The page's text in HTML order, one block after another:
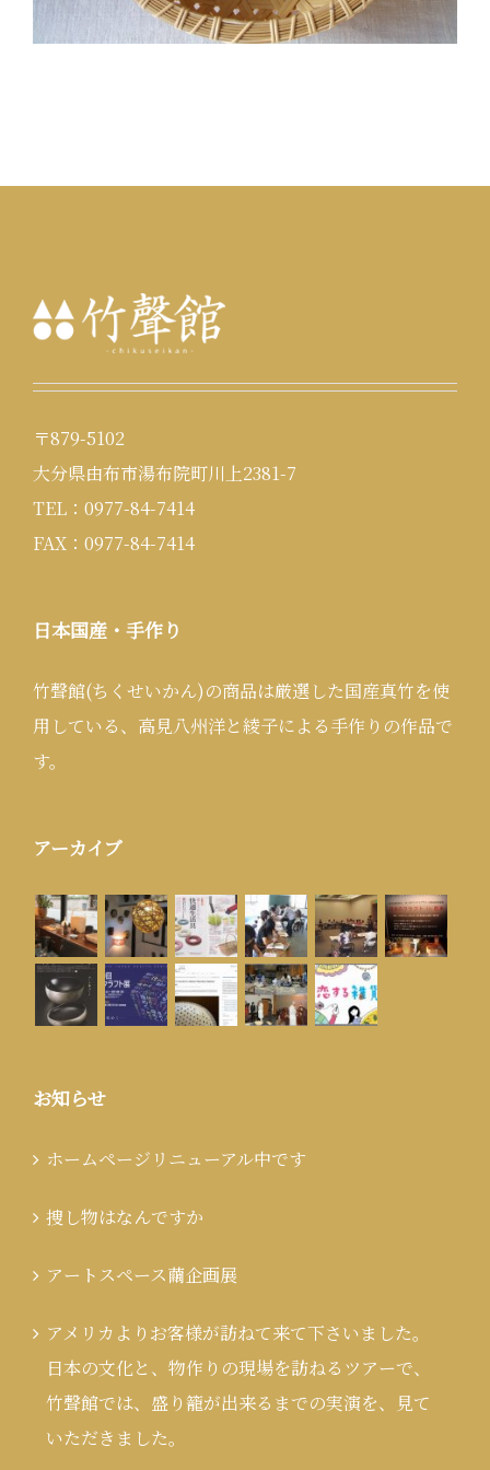
〒879-5102
大分県由布市湯布院町川上2381-7
TEL：0977-84-7414
FAX：0977-84-7414
日本国産・手作り
竹聲館(ちくせいかん)の商品は厳選した国産真竹を使
用している、高見八州洋と綾子による手作りの作品で
す。
アーカイブ
お知らせ
ホームページリニューアル中です
捜し物はなんですか
アートスペース繭企画展
アメリカよりお客様が訪ねて来て下さいました。
日本の文化と、物作りの現場を訪ねるツアーで、
竹聲館では、盛り籠が出来るまでの実演を、見て
いただきました。